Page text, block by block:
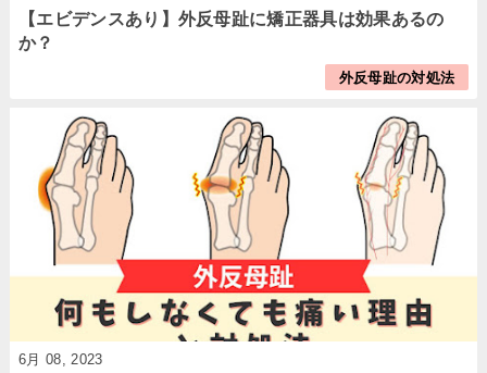
【エビデンスあり】外反母趾に矯正器具は効果あるの
か？
外反母趾の対処法
6月 08, 2023